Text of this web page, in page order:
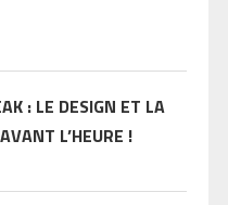
: LE DESIGN ET LA
L’HEURE !